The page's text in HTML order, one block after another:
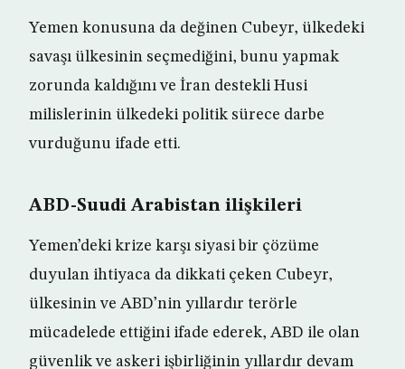
Yemen konusuna da değinen Cubeyr, ülkedeki
savaşı ülkesinin seçmediğini, bunu yapmak
zorunda kaldığını ve İran destekli Husi
milislerinin ülkedeki politik sürece darbe
vurduğunu ifade etti.
ABD-Suudi Arabistan ilişkileri
Yemen’deki krize karşı siyasi bir çözüme
duyulan ihtiyaca da dikkati çeken Cubeyr,
ülkesinin ve ABD’nin yıllardır terörle
mücadelede ettiğini ifade ederek, ABD ile olan
güvenlik ve askeri işbirliğinin yıllardır devam